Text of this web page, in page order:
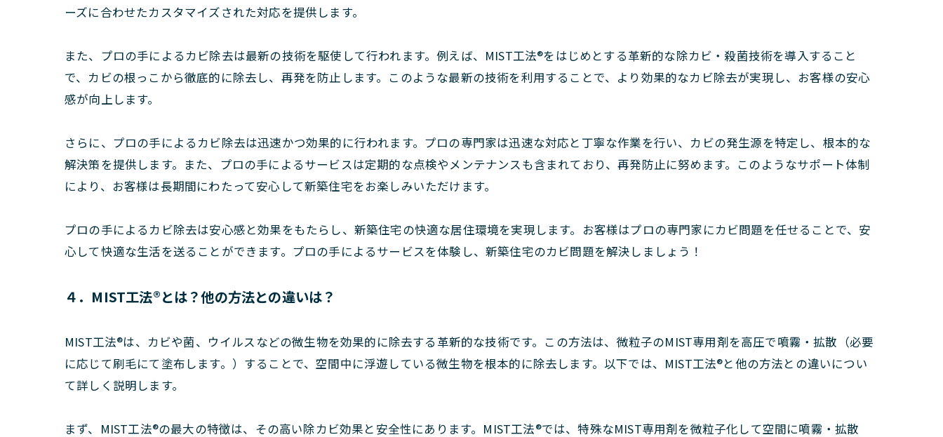
ーズに合わせたカスタマイズされた対応を提供します。
また、プロの手によるカビ除去は最新の技術を駆使して行われます。例えば、MIST工法®をはじめとする革新的な除カビ・殺菌技術を導入すること
で、カビの根っこから徹底的に除去し、再発を防止します。このような最新の技術を利用することで、より効果的なカビ除去が実現し、お客様の安心
感が向上します。
さらに、プロの手によるカビ除去は迅速かつ効果的に行われます。プロの専門家は迅速な対応と丁寧な作業を行い、カビの発生源を特定し、根本的な
解決策を提供します。また、プロの手によるサービスは定期的な点検やメンテナンスも含まれており、再発防止に努めます。このようなサポート体制
により、お客様は長期間にわたって安心して新築住宅をお楽しみいただけます。
プロの手によるカビ除去は安心感と効果をもたらし、新築住宅の快適な居住環境を実現します。お客様はプロの専門家にカビ問題を任せることで、安
心して快適な生活を送ることができます。プロの手によるサービスを体験し、新築住宅のカビ問題を解決しましょう！
４．MIST工法®とは？他の方法との違いは？
MIST工法®は、カビや菌、ウイルスなどの微生物を効果的に除去する革新的な技術です。この方法は、微粒子のMIST専用剤を高圧で噴霧・拡散（必要
に応じて刷毛にて塗布します。）することで、空間中に浮遊している微生物を根本的に除去します。以下では、MIST工法®と他の方法との違いについ
て詳しく説明します。
まず、MIST工法®の最大の特徴は、その高い除カビ効果と安全性にあります。MIST工法®では、特殊なMIST専用剤を微粒子化して空間に噴霧・拡散